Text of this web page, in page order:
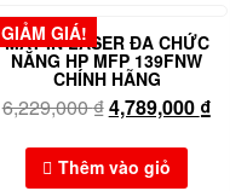
GIẢM GIÁ!
MÁY IN LASER ĐA CHỨC
NĂNG HP MFP 139FNW
CHÍNH HÃNG
6,229,000₫4,789,000 ₫
Thêm vào giỏ